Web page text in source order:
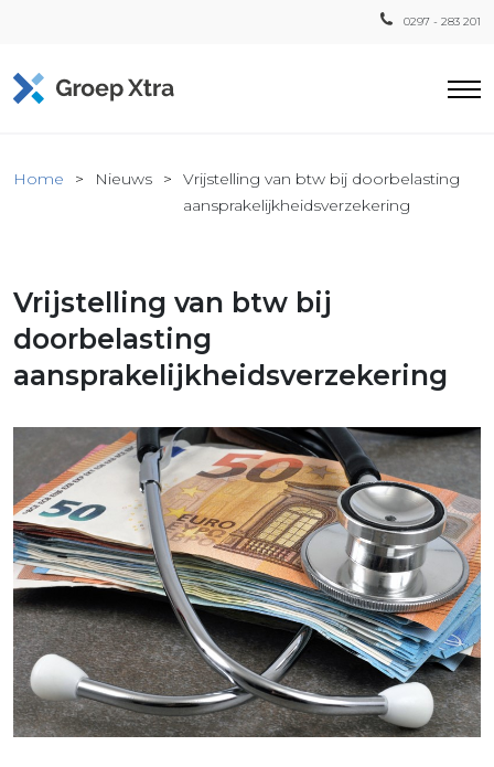
0297 - 283 201
Loon
Xtra
Home Nieuws
Vrijstelling van btw bij doorbelasting
aansprakelijkheidsverzekering
Vrijstelling van btw bij
doorbelasting
aansprakelijkheidsverzekering